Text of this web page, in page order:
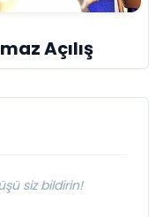
Açılış
siz bildirin!